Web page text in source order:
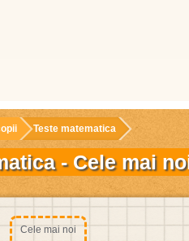
Teste matematica
- Cele mai
Cele mai noi